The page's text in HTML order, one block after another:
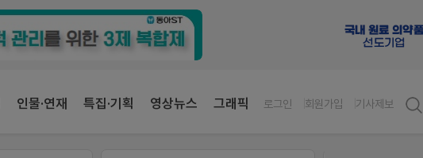
인물·연재 특집·기획 영상뉴스 그래픽 로그인 회원가입 기사제보